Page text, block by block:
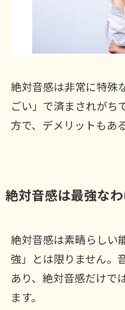
絶対音感は非常に特殊
ごい」で済まされがち
方で、デメリットもあ
絶対音感は最強な
絶対音感は素晴らしい
強」とは限りません。
あり、絶対音感だけで
ます。